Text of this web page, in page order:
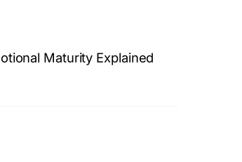
Maturity Explained